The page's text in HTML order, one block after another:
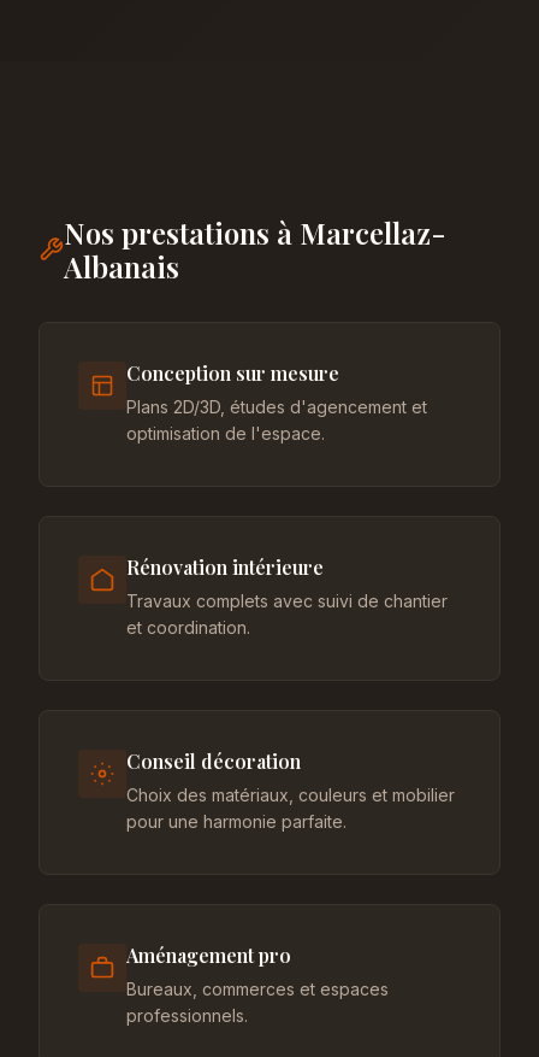
Nos prestations à Marcellaz-
Albanais
Conception sur mesure
Plans 2D/3D, études d'agencement et
optimisation de l'espace.
Rénovation intérieure
Travaux complets avec suivi de chantier
et coordination.
Conseil décoration
Choix des matériaux, couleurs et mobilier
pour une harmonie parfaite.
Aménagement pro
Bureaux, commerces et espaces
professionnels.